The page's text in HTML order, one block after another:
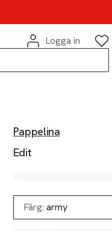
Logga in
Pappelina
Edit
Färg: army